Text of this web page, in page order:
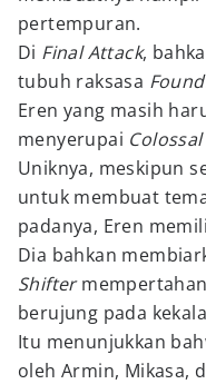
pertempuran.
Di Final Attack,
tubuh raksasa
Eren yang masih
menyerupai
Uniknya, meskipun
untuk membuat
padanya, Eren
Dia bahkan
Shifter
berujung pada
Itu menunjukkan
oleh Armin, Mikasa,